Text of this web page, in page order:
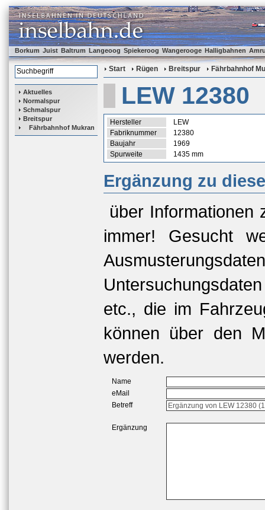
Borkum Juist Baltrum Langeoog Spiekeroog Wangerooge Halligbahnen
Aktuelles
Normalspur
Schmalspur
Breitspur
Fährbahnhof Mukran
Start Rügen Breitspur Fährbahnhof
LEW 12380
Hersteller
LEW
Fabriknummer
12380
Baujahr
1969
Spurweite
1435 mm
Ergänzung zu
über Informationen
immer! Gesucht
etc., die im
können über den
werden.
Name
eMail
Betreff
Ergänzung